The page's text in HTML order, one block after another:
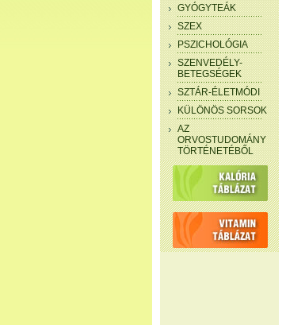
GYÓGYTEÁK
SZEX
PSZICHOLÓGIA
SZENVEDÉLY-
BETEGSÉGEK
SZTÁR-ÉLETMÓDI
KÜLÖNÖS SORSOK
AZ
ORVOSTUDOMÁNY
TÖRTÉNETÉBŐL